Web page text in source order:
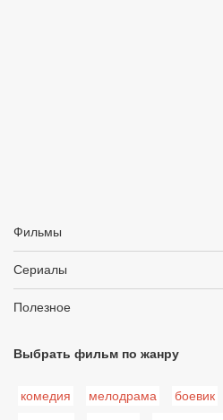
Фильмы
Сериалы
Полезное
Выбрать фильм по жанру
комедия мелодрама боевик